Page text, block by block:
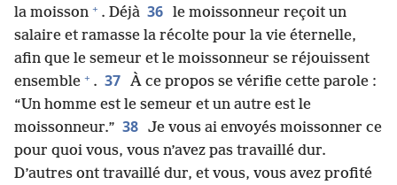
la moisson + . Déjà 36 le moissonneur reçoit un
salaire et ramasse la récolte pour la vie éternelle,
afin que le semeur et le moissonneur se réjouissent
ensemble + . 37 À ce propos se vérifie cette parole :
“Un homme est le semeur et un autre est le
moissonneur.” 38 Je vous ai envoyés moissonner ce
pour quoi vous, vous n’avez pas travaillé dur.
D’autres ont travaillé dur, et vous, vous avez profité